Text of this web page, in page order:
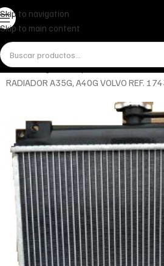
Skip to navigation
Skip to main content
InicioRefrigeración y Radiadores
RADIADOR A35G, A40G VOLVO REF.